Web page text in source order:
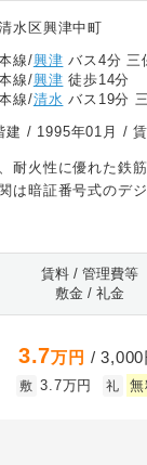
水区興津中町
線/興津 バス4分 三
線/興津 徒歩14分
線/清水 バス19分
建 / 1995年01月 /
耐火性に優れた鉄
は暗証番号式のデ
賃料 / 管理費等
敷金 / 礼金
3.7万円 / 3,000
敷 3.7万円 礼 無